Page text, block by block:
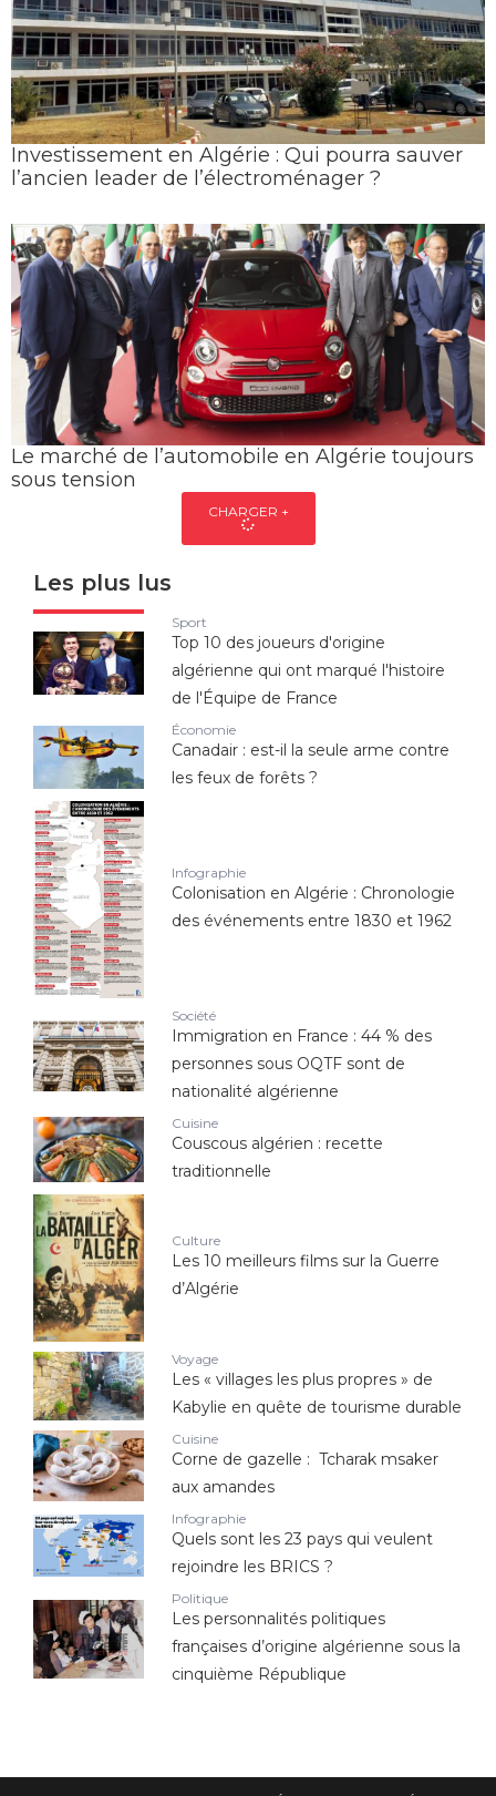
Investissement en Algérie : Qui pourra sauver
l’ancien leader de l’électroménager ?
Le marché de l’automobile en Algérie toujours
sous tension
CHARGER +
Les plus lus
Sport
Top 10 des joueurs d'origine
algérienne qui ont marqué l'histoire
de l'Équipe de France
Économie
Canadair : est-il la seule arme contre
les feux de forêts ?
Infographie
Colonisation en Algérie : Chronologie
des événements entre 1830 et 1962
Société
Immigration en France : 44 % des
personnes sous OQTF sont de
nationalité algérienne
Cuisine
Couscous algérien : recette
traditionnelle
Culture
Les 10 meilleurs films sur la Guerre
d’Algérie
Voyage
Les « villages les plus propres » de
Kabylie en quête de tourisme durable
Cuisine
Corne de gazelle : Tcharak msaker
aux amandes
Infographie
Quels sont les 23 pays qui veulent
rejoindre les BRICS ?
Politique
Les personnalités politiques
françaises d’origine algérienne sous la
cinquième République